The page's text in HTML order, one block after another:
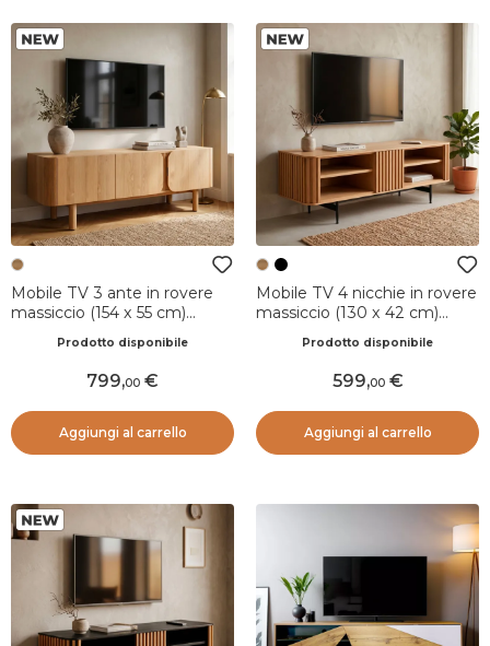
Mobile TV 3 ante in rovere
massiccio (154 x 55 cm)
Prodotto disponibile
799,00
Aggiungi al carrello
Mobile TV 4 nicchie in rovere
massiccio (130 x 42 cm)
Prodotto disponibile
599,00
Aggiungi al carrello